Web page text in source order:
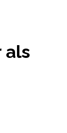
als